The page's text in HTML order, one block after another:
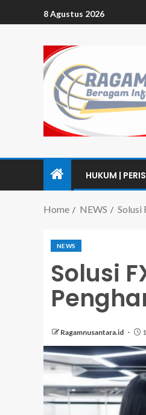
8 Agustus 2026
HUKUM |
Home NEWS Solusi
NEWS
Solusi
Ragamnusantara.id